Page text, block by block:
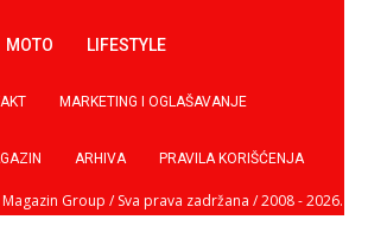
MOTO LIFESTYLE
MARKETING I OGLAŠAVANJE
ARHIVA PRAVILA KORIŠĆENJA
Group / Sva prava zadržana / 2008 - 2026.